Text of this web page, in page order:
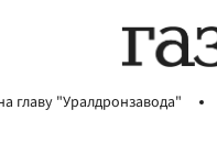
главу "Уралдронзавода"